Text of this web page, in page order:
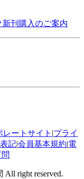
刊購入のご案内
レートサイト |プライ
記|会員基本規約|電
right reserved.